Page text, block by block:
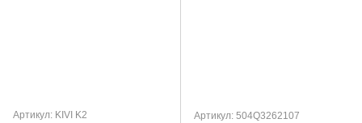
Артикул: KIVI K2 Артикул: 504Q3262107